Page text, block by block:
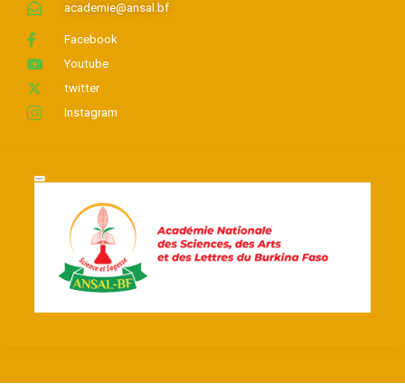
academie@ansal.bf
Facebook
Youtube
twitter
Instagram